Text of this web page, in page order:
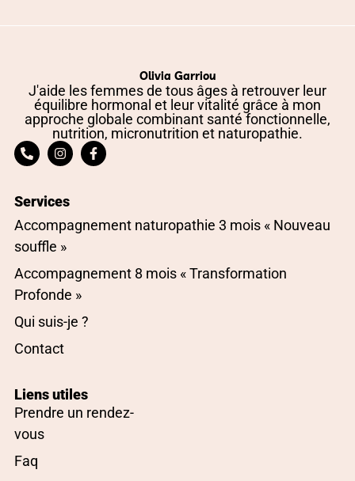
Olivia Garriou
J'aide les femmes de tous âges à retrouver leur
équilibre hormonal et leur vitalité grâce à mon
approche globale combinant santé fonctionnelle,
nutrition, micronutrition et naturopathie.
Services
Accompagnement naturopathie 3 mois « Nouveau
souffle »
Accompagnement 8 mois « Transformation
Profonde »
Qui suis-je ?
Contact
Liens utiles
Prendre un rendez-
vous
Faq